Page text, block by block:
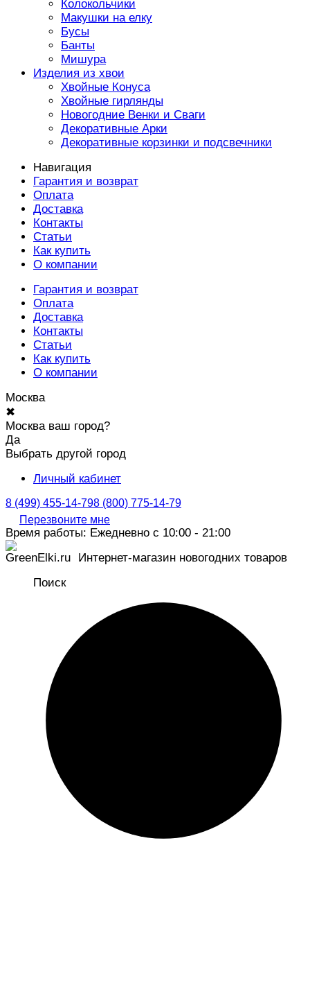
Колокольчики
Макушки на елку
Бусы
Банты
Мишура
Изделия из хвои
Хвойные Конуса
Хвойные гирлянды
Новогодние Венки и Сваги
Декоративные Арки
Декоративные корзинки и подсвечники
Навигация
Гарантия и возврат
Оплата
Доставка
Контакты
Статьи
Как купить
О компании
Гарантия и возврат
Оплата
Доставка
Контакты
Статьи
Как купить
О компании
Москва
✖
Москва ваш город?
Да
Выбрать другой город
Личный кабинет
8 (499) 455-14-798 (800) 775-14-79
Перезвоните мне
Время работы: Ежедневно с 10:00 - 21:00
Интернет-магазин новогодних товаров
Поиск